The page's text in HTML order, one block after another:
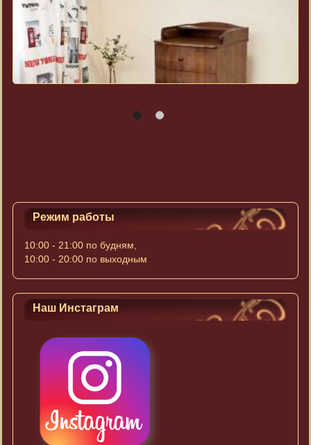
Режим работы
10:00 - 21:00 по будням,
10:00 - 20:00 по выходным
Наш Инстаграм